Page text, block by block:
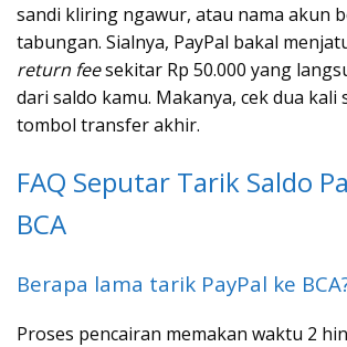
sandi kliring ngawur, atau nama akun
tabungan. Sialnya, PayPal bakal
return feesekitar Rp 50.000 yang
dari saldo kamu. Makanya, cek dua kali
tombol transfer akhir.
FAQ Seputar Tarik Saldo
BCA
Berapa lama tarik PayPal ke
Proses pencairan memakan waktu 2